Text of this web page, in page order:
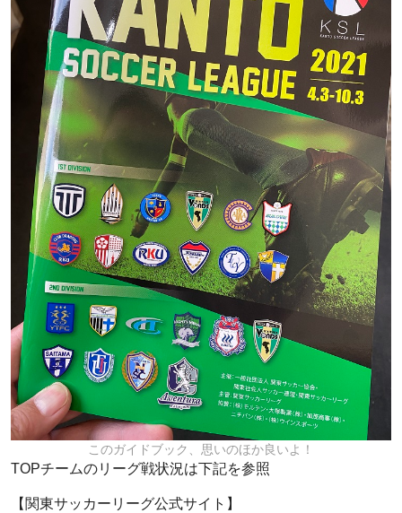
このガイドブック、思いのほか良いよ！
TOPチームのリーグ戦状況は下記を参照
【関東サッカーリーグ公式サイト】